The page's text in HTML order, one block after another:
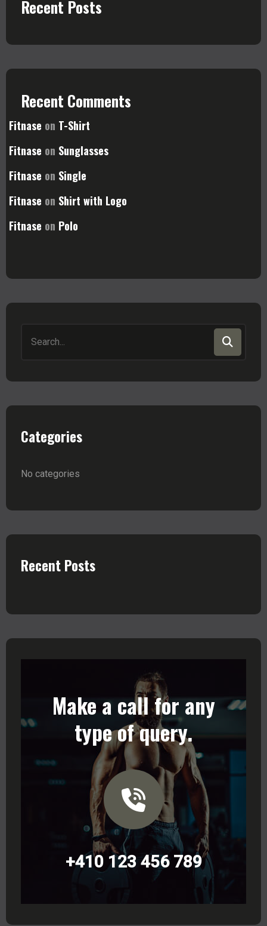
Recent Posts
Recent Comments
Fitnase on T-Shirt
Fitnase on Sunglasses
Fitnase on Single
Fitnase on Shirt with Logo
Fitnase on Polo
for:
Categories
No categories
Recent Posts
Make a call for any
type of query.
+410 123 456 789